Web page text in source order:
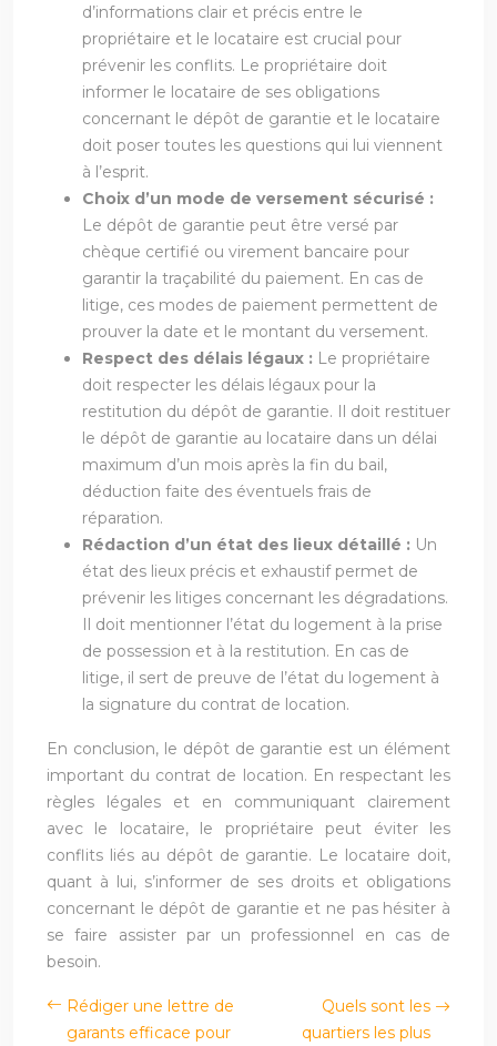
d’informations clair et précis entre le
propriétaire et le locataire est crucial pour
prévenir les conflits. Le propriétaire doit
informer le locataire de ses obligations
concernant le dépôt de garantie et le locataire
doit poser toutes les questions qui lui viennent
à l’esprit.
Choix d’un mode de versement sécurisé :
Le dépôt de garantie peut être versé par
chèque certifié ou virement bancaire pour
garantir la traçabilité du paiement. En cas de
litige, ces modes de paiement permettent de
prouver la date et le montant du versement.
Respect des délais légaux : Le propriétaire
doit respecter les délais légaux pour la
restitution du dépôt de garantie. Il doit restituer
le dépôt de garantie au locataire dans un délai
maximum d’un mois après la fin du bail,
déduction faite des éventuels frais de
réparation.
Rédaction d’un état des lieux détaillé : Un
état des lieux précis et exhaustif permet de
prévenir les litiges concernant les dégradations.
Il doit mentionner l’état du logement à la prise
de possession et à la restitution. En cas de
litige, il sert de preuve de l’état du logement à
la signature du contrat de location.
En conclusion, le dépôt de garantie est un élément
important du contrat de location. En respectant les
règles légales et en communiquant clairement
avec le locataire, le propriétaire peut éviter les
conflits liés au dépôt de garantie. Le locataire doit,
quant à lui, s’informer de ses droits et obligations
concernant le dépôt de garantie et ne pas hésiter à
se faire assister par un professionnel en cas de
besoin.
Rédiger une lettre de
garants efficace pour
Quels sont les
quartiers les plus